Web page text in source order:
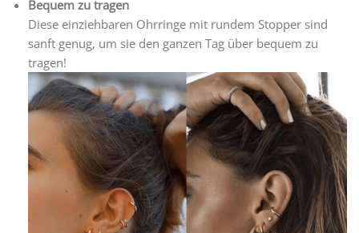
Bequem zu tragen
Diese einziehbaren Ohrringe mit rundem Stopper sind
sanft genug, um sie den ganzen Tag über bequem zu
tragen!